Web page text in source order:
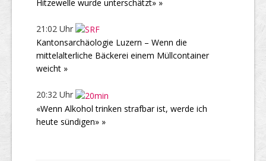
Hitzewelle wurde unterschätzt» »
21:02 Uhr
Kantonsarchäologie Luzern – Wenn die
mittelalterliche Bäckerei einem Müllcontainer
weicht »
20:32 Uhr
«Wenn Alkohol trinken strafbar ist, werde ich
heute sündigen» »